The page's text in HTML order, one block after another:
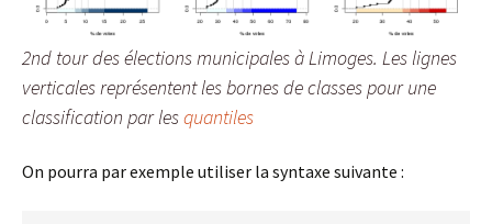
2nd tour des élections municipales à Limoges. Les lignes
verticales représentent les bornes de classes pour une
classification par lesquantiles
On pourra par exemple utiliser la syntaxe suivante :